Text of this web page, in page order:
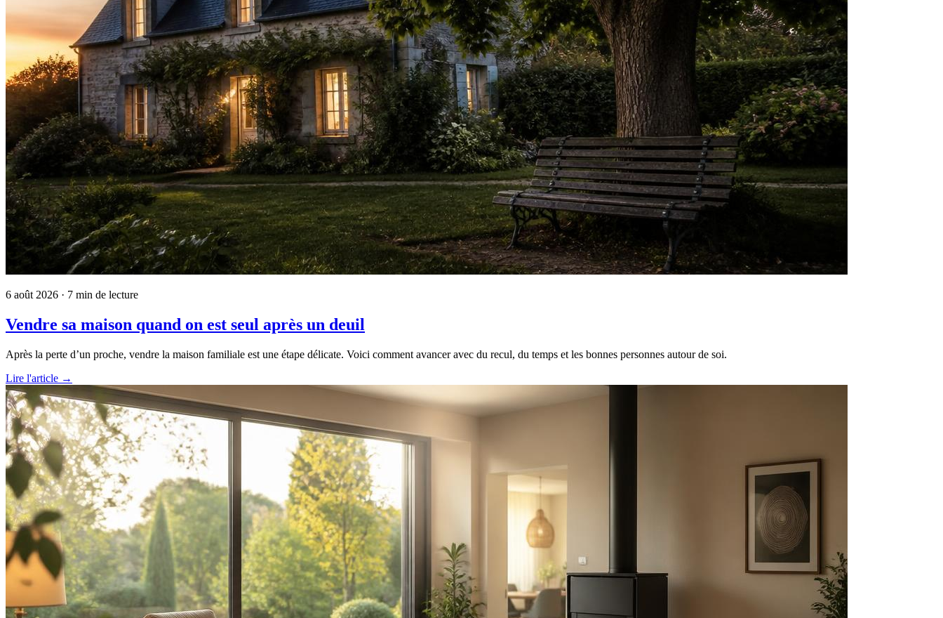
6 août 2026 · 7 min de lecture
Vendre sa maison quand on est seul après un deuil
Après la perte d’un proche, vendre la maison familiale est une étape délicate. Voici comment avancer avec du recul, du temps et les bonnes personnes autour de soi.
Lire l'article →